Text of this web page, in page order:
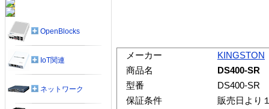
メーカー
KINGSTON
商品名
DS400-SR
型番
DS400-SR
保証条件
販売日より
OpenBlocks
IoT関連
ネットワーク